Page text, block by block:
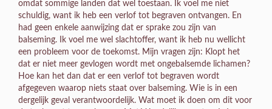
omdat sommige landen dat wel toestaan. Ik voel me niet
schuldig, want ik heb een verlof tot begraven ontvangen. En
had geen enkele aanwijzing dat er sprake zou zijn van
balseming. Ik voel me wel slachtoffer, want ik heb nu wellicht
een probleem voor de toekomst. Mijn vragen zijn: Klopt het
dat er niet meer gevlogen wordt met ongebalsemde lichamen?
Hoe kan het dan dat er een verlof tot begraven wordt
afgegeven waarop niets staat over balseming. Wie is in een
dergelijk geval verantwoordelijk. Wat moet ik doen om dit voor